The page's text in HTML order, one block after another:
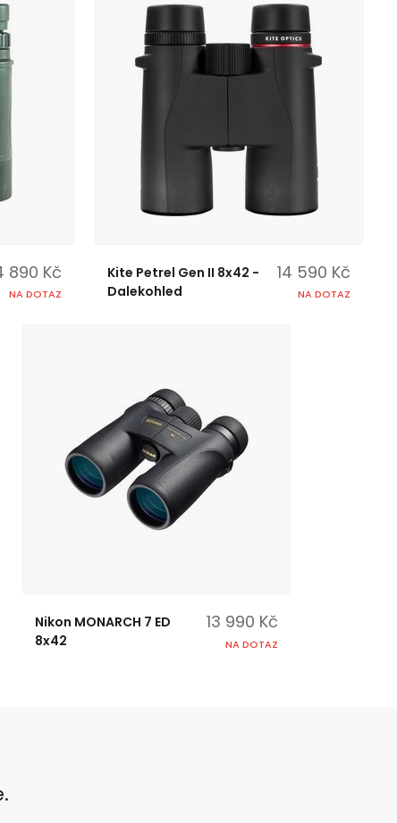
890 Kč
NA DOTAZ
Kite Petrel Gen II 8x42 -
Dalekohled
14 590 Kč
NA DOTAZ
Nikon MONARCH 7 ED
8x42
13 990 Kč
NA DOTAZ